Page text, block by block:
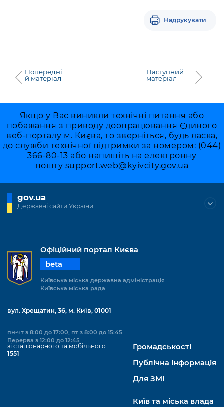
Київська міська військова адміністрація
Надрукувати
Попередні
й матеріал
Наступний
матеріал
Якщо у Вас виникли технічні питання або
побажання з приводу доопрацювання Єдиного
веб-порталу м. Києва, то зверніться, будь ласка,
до служби технічної підтримки за номером: (044)
366-80-13 або напишіть на електронну
пошту support.web@kyivcity.gov.ua
gov.ua
Державні сайти України
Офіційний портал Києва
beta
Київська міська державна адміністрація
Київська міська рада
вул. Хрещатик, 36, м. Київ, 01001
пн-чт з 8:00 до 17:00, пт з 8:00 до 15:45
Перерва з 12:00 до 12:45
зі стаціонарного та мобільного
1551
Громадськості
Публічна інформація
Для ЗМІ
Київ та міська влада